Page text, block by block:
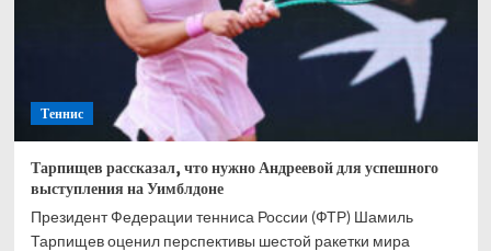
нравится
трава
Теннис
Тарпищев рассказал, что нужно Андреевой для успешного
выступления на Уимблдоне
Президент Федерации тенниса России (ФТР) Шамиль
Тарпищев оценил перспективы шестой ракетки мира